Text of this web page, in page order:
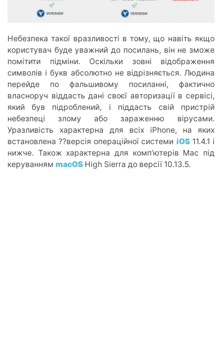
Небезпека такої вразливості в тому, що навіть якщо
користувач буде уважний до посилань, він не зможе
помітити підміни. Оскільки зовні відображення
символів і букв абсолютно не відрізняється. Людина
перейде по фальшивому посиланні, фактично
власноруч віддасть дані своєї авторизації в сервісі,
який був підроблений, і піддасть свій пристрій
небезпеці злому або зараженню вірусами.
Уразливість характерна для всіх iPhone, на яких
встановлена ??версія операційної системи iOS11.4.1 і
нижче. Також характерна для комп’ютерів Mac під
керуванням macOS High Sierra до версії 10.13.5.